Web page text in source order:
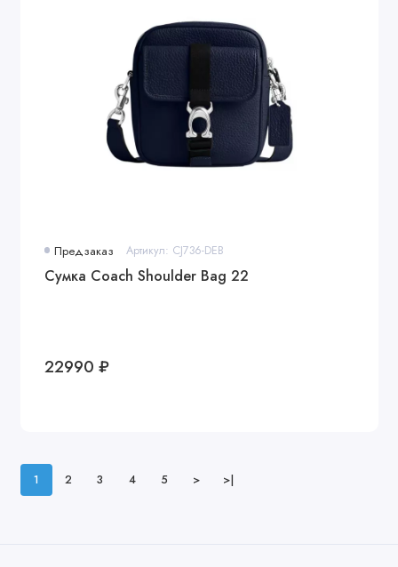
Предзаказ Артикул: CJ736-DEB
Сумка Coach Shoulder Bag 22
22990 ₽
1 2 3 4 5 > >|